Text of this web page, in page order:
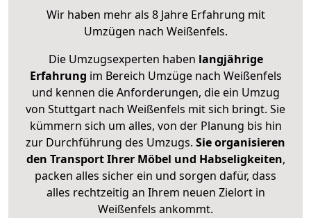
Wir haben mehr als 8 Jahre Erfahrung mit
Umzügen nach Weißenfels.
Die Umzugsexperten haben langjährige
Erfahrung im Bereich Umzüge nach Weißenfels
und kennen die Anforderungen, die ein Umzug
von Stuttgart nach Weißenfels mit sich bringt. Sie
kümmern sich um alles, von der Planung bis hin
zur Durchführung des Umzugs. Sie organisieren
den Transport Ihrer Möbel und Habseligkeiten,
packen alles sicher ein und sorgen dafür, dass
alles rechtzeitig an Ihrem neuen Zielort in
Weißenfels ankommt.